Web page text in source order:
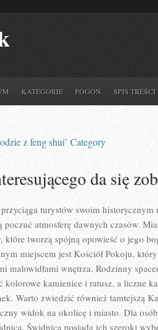
KATEGORIE POGOŃ SPIS TREŚCI
z feng shui’ Category
da się
turystów swoim
poczuć atmosferę dawnych czasów.
które tworzą spójną opowieść o jego
miejscem jest Kościół Pokoju,
malowidłami wnętrza. Rodzinny
kolorowe kamienice i ratusz, a liczne
Warto zwiedzić również tamtejszą
widok na okolicę i miasto. Dla
Świdnica posiada ich szeroki